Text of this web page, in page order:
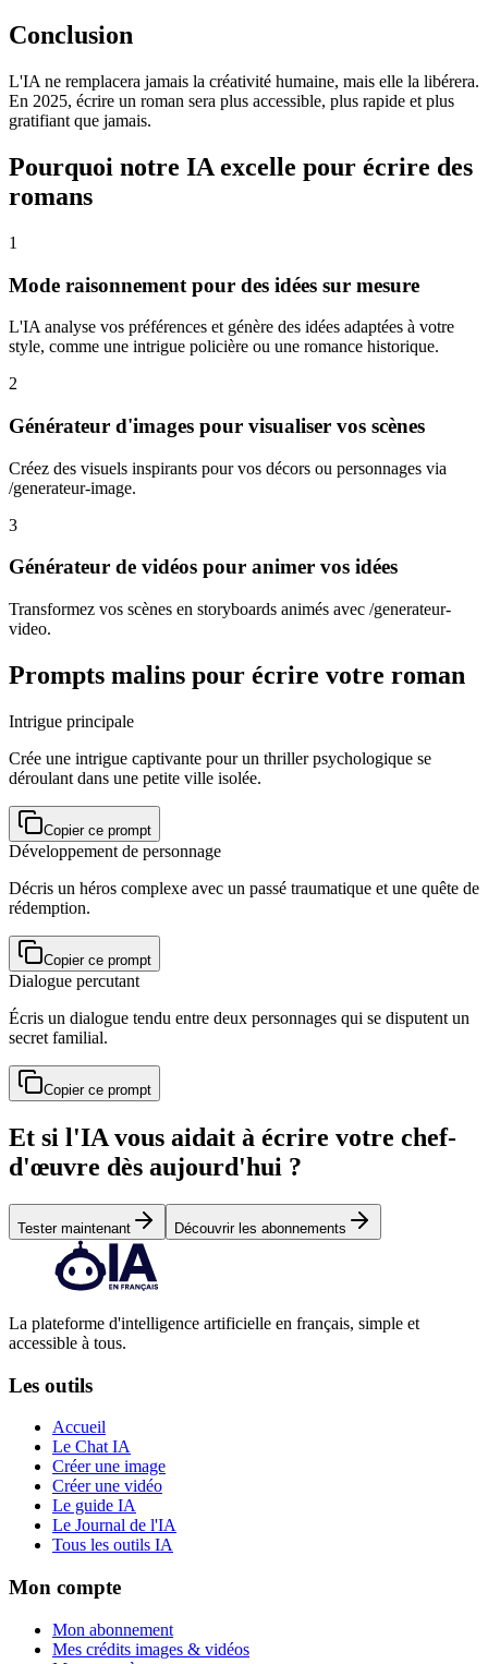
Conclusion
L'IA ne remplacera jamais la créativité humaine, mais elle la libérera.
En 2025, écrire un roman sera plus accessible, plus rapide et plus
gratifiant que jamais.
Pourquoi notre IA excelle pour écrire des
romans
1
Mode raisonnement pour des idées sur mesure
L'IA analyse vos préférences et génère des idées adaptées à votre
style, comme une intrigue policière ou une romance historique.
2
Générateur d'images pour visualiser vos scènes
Créez des visuels inspirants pour vos décors ou personnages via
/generateur-image.
3
Générateur de vidéos pour animer vos idées
Transformez vos scènes en storyboards animés avec /generateur-
video.
Prompts malins pour écrire votre roman
Intrigue principale
Crée une intrigue captivante pour un thriller psychologique se
déroulant dans une petite ville isolée.
Copier ce prompt
Développement de personnage
Décris un héros complexe avec un passé traumatique et une quête de
rédemption.
Copier ce prompt
Dialogue percutant
Écris un dialogue tendu entre deux personnages qui se disputent un
secret familial.
Copier ce prompt
Et si l'IA vous aidait à écrire votre chef-
d'œuvre dès aujourd'hui ?
Tester maintenant Découvrir les abonnements
La plateforme d'intelligence artificielle en français, simple et
accessible à tous.
Les outils
Accueil
Le Chat IA
Créer une image
Créer une vidéo
Le guide IA
Le Journal de l'IA
Tous les outils IA
Mon compte
Mon abonnement
Mes crédits images & vidéos